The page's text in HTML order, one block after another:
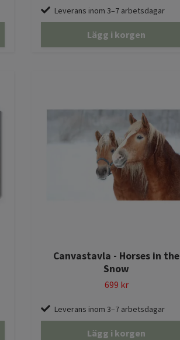
Leverans inom 3–7 arbetsdagar
Lägg i korgen
Canvastavla - Horses in the
Snow
699 kr
Leverans inom 3–7 arbetsdagar
Lägg i korgen